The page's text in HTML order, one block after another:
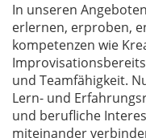
In unseren
erlernen, erproben,
kompetenzen wie
und Teamfähigkeit.
Lern- und
und berufliche
miteinander